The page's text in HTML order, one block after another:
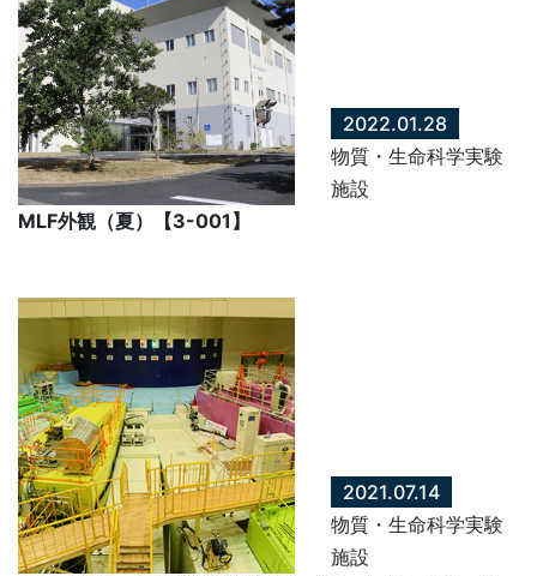
2022.01.28
物質・生命科学実験
施設
MLF外観（夏）【3-001】
2021.07.14
物質・生命科学実験
施設